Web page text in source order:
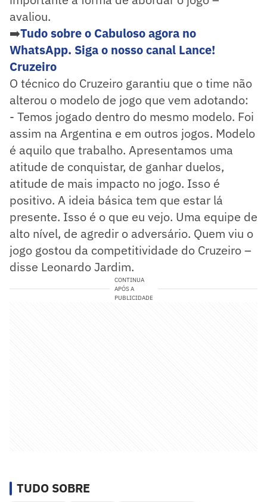
avaliou.
➡️Tudo sobre o Cabuloso agora no
WhatsApp. Siga o nosso canal Lance!
Cruzeiro
O técnico do Cruzeiro garantiu que o time não
alterou o modelo de jogo que vem adotando:
- Temos jogado dentro do mesmo modelo. Foi
assim na Argentina e em outros jogos. Modelo
é aquilo que trabalho. Apresentamos uma
atitude de conquistar, de ganhar duelos,
atitude de mais impacto no jogo. Isso é
positivo. A ideia básica tem que estar lá
presente. Isso é o que eu vejo. Uma equipe de
alto nível, de agredir o adversário. Quem viu o
jogo gostou da competitividade do Cruzeiro –
disse Leonardo Jardim.
CONTINUA
APÓS A
PUBLICIDADE
TUDO SOBRE